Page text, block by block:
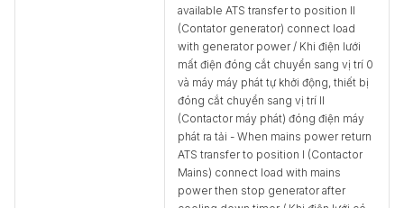
available ATS transfer to position II
(Contator generator) connect load
with generator power / Khi điện lưới
mất điện đóng cắt chuyển sang vị trí 0
và máy máy phát tự khởi động, thiết bị
đóng cắt chuyển sang vị trí II
(Contactor máy phát) đóng điện máy
phát ra tải - When mains power return
ATS transfer to position I (Contactor
Mains) connect load with mains
power then stop generator after